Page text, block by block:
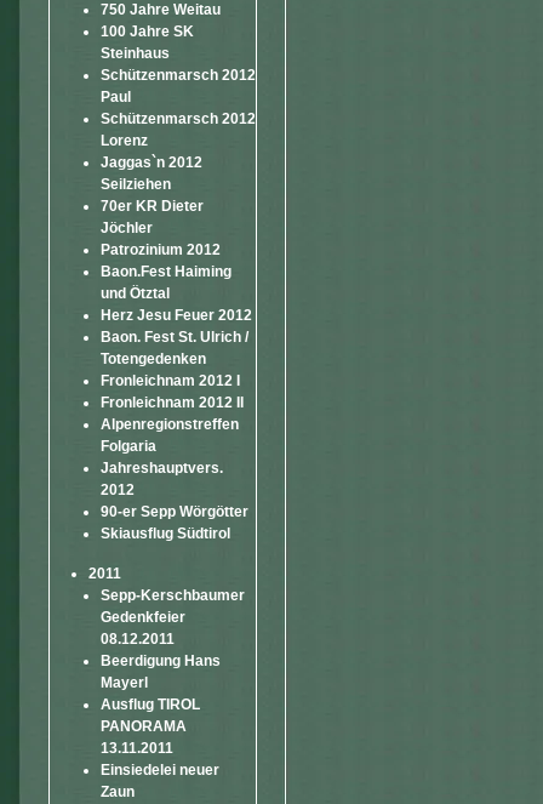
750 Jahre Weitau
100 Jahre SK
Steinhaus
Schützenmarsch 2012
Paul
Schützenmarsch 2012
Lorenz
Jaggas`n 2012
Seilziehen
70er KR Dieter
Jöchler
Patrozinium 2012
Baon.Fest Haiming
und Ötztal
Herz Jesu Feuer 2012
Baon. Fest St. Ulrich /
Totengedenken
Fronleichnam 2012 I
Fronleichnam 2012 II
Alpenregionstreffen
Folgaria
Jahreshauptvers.
2012
90-er Sepp Wörgötter
Skiausflug Südtirol
2011
Sepp-Kerschbaumer
Gedenkfeier
08.12.2011
Beerdigung Hans
Mayerl
Ausflug TIROL
PANORAMA
13.11.2011
Einsiedelei neuer
Zaun